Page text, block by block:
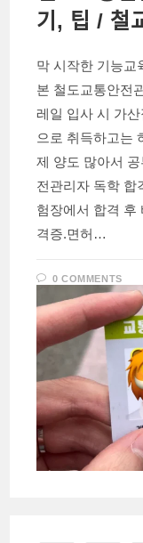
기, 팁 /
막 시작한 기능교
본 철도교통안전
레일 입사 시 가
으로 취득하고는
제 양도 많아서
전관리자 독학 합
험장에서 합격 후
격증.면허…
0 COMMENTS